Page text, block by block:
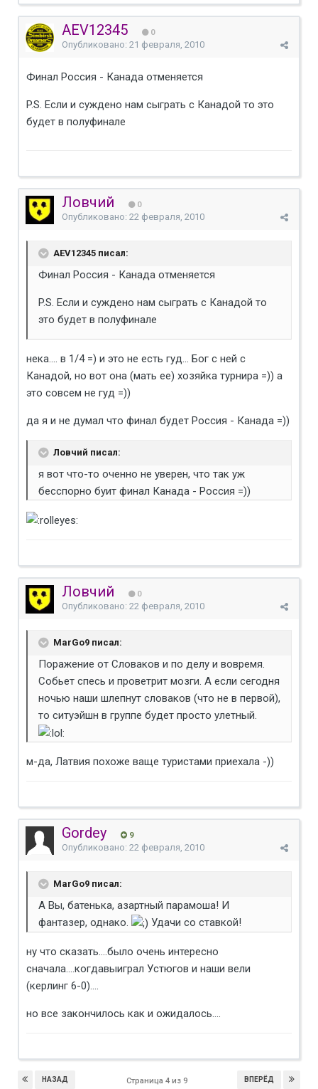
AEV12345 0
Опубликовано: 21 февраля, 2010
Финал Россия - Канада отменяется
P.S. Если и суждено нам сыграть с Канадой то это
будет в полуфинале
Ловчий 0
Опубликовано: 22 февраля, 2010
AEV12345 писал:
Финал Россия - Канада отменяется
P.S. Если и суждено нам сыграть с Канадой то
это будет в полуфинале
нека.... в 1/4 =) и это не есть гуд... Бог с ней с
Канадой, но вот она (мать ее) хозяйка турнира =)) а
это совсем не гуд =))
да я и не думал что финал будет Россия - Канада =))
Ловчий писал:
я вот что-то оченно не уверен, что так уж
бесспорно буит финал Канада - Россия =))
Ловчий 0
Опубликовано: 22 февраля, 2010
MarGo9 писал:
Поражение от Словаков и по делу и вовремя.
Собьет спесь и проветрит мозги. А если сегодня
ночью наши шлепнут словаков (что не в первой),
то ситуэйшн в группе будет просто улетный.
м-да, Латвия похоже ваще туристами приехала -))
Gordey 9
Опубликовано: 22 февраля, 2010
MarGo9 писал:
А Вы, батенька, азартный парамоша! И
фантазер, однако.
Удачи со ставкой!
ну что сказать....было очень интересно
сначала....когдавыиграл Устюгов и наши вели
(керлинг 6-0)....
но все закончилось как и ожидалось....
НАЗАД ВПЕРЁД
Страница 4 из 9